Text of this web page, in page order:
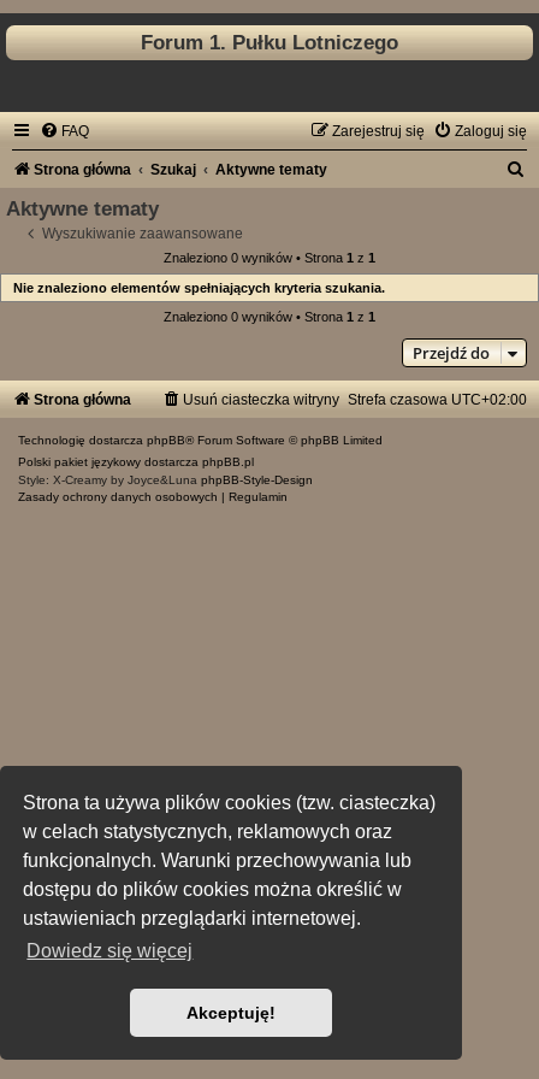
Strona ta używa plików cookies (tzw. ciasteczka)
w celach statystycznych, reklamowych oraz
funkcjonalnych. Warunki przechowywania lub
dostępu do plików cookies można określić w
ustawieniach przeglądarki internetowej.
Dowiedz się więcej
Akceptuję!
Forum 1. Pułku Lotniczego
FAQ Zaloguj się
Zarejestruj się
Strona główna Szukaj Aktywne tematy
Aktywne tematy
Wyszukiwanie zaawansowane
Znaleziono 0 wyników • Strona 1 z 1
Nie znaleziono elementów spełniających kryteria szukania.
Znaleziono 0 wyników • Strona 1 z 1
Przejdź do
Strona główna Strefa czasowa UTC+02:00
Usuń ciasteczka witryny
Technologię dostarcza phpBB® Forum Software © phpBB Limited
Polski pakiet językowy dostarcza phpBB.pl
Style: X-Creamy by Joyce&Luna phpBB-Style-Design
Zasady ochrony danych osobowych | Regulamin